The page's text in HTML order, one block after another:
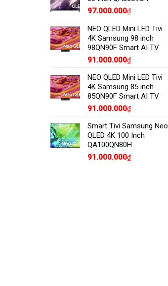
97.000.000₫
NEO QLED Mini LED Tivi
4K Samsung 98 inch
98QN90F Smart AI TV
91.000.000₫
NEO QLED Mini LED Tivi
4K Samsung 85 inch
85QN90F Smart AI TV
91.000.000₫
Smart Tivi Samsung Neo
QLED 4K 100 Inch
QA100QN80H
91.000.000₫